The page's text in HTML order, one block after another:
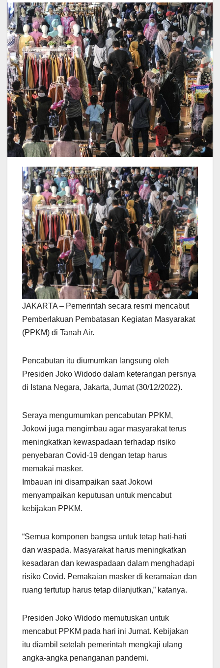
JAKARTA – Pemerintah secara resmi mencabut
Pemberlakuan Pembatasan Kegiatan Masyarakat
(PPKM) di Tanah Air.
Pencabutan itu diumumkan langsung oleh
Presiden Joko Widodo dalam keterangan persnya
di Istana Negara, Jakarta, Jumat (30/12/2022).
Seraya mengumumkan pencabutan PPKM,
Jokowi juga mengimbau agar masyarakat terus
meningkatkan kewaspadaan terhadap risiko
penyebaran Covid-19 dengan tetap harus
memakai masker.
Imbauan ini disampaikan saat Jokowi
menyampaikan keputusan untuk mencabut
kebijakan PPKM.
“Semua komponen bangsa untuk tetap hati-hati
dan waspada. Masyarakat harus meningkatkan
kesadaran dan kewaspadaan dalam menghadapi
risiko Covid. Pemakaian masker di keramaian dan
ruang tertutup harus tetap dilanjutkan,” katanya.
Presiden Joko Widodo memutuskan untuk
mencabut PPKM pada hari ini Jumat. Kebijakan
itu diambil setelah pemerintah mengkaji ulang
angka-angka penanganan pandemi.